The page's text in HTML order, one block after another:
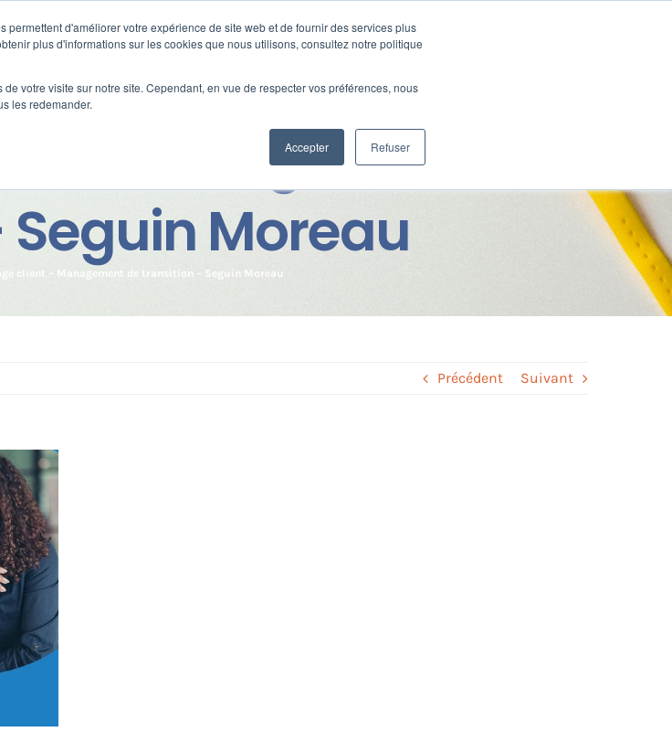
d'améliorer votre expérience de site web et de fournir des services plus
plus d'informations sur les cookies que nous utilisons, consultez notre politique
votre visite sur notre site. Cependant, en vue de respecter vos préférences, nous
les redemander.
Accepter Refuser
Nos clients Fortify Ressources SUPPORT
– Management de
Moreau
client – Management de transition – Seguin Moreau
Précédent Suivant